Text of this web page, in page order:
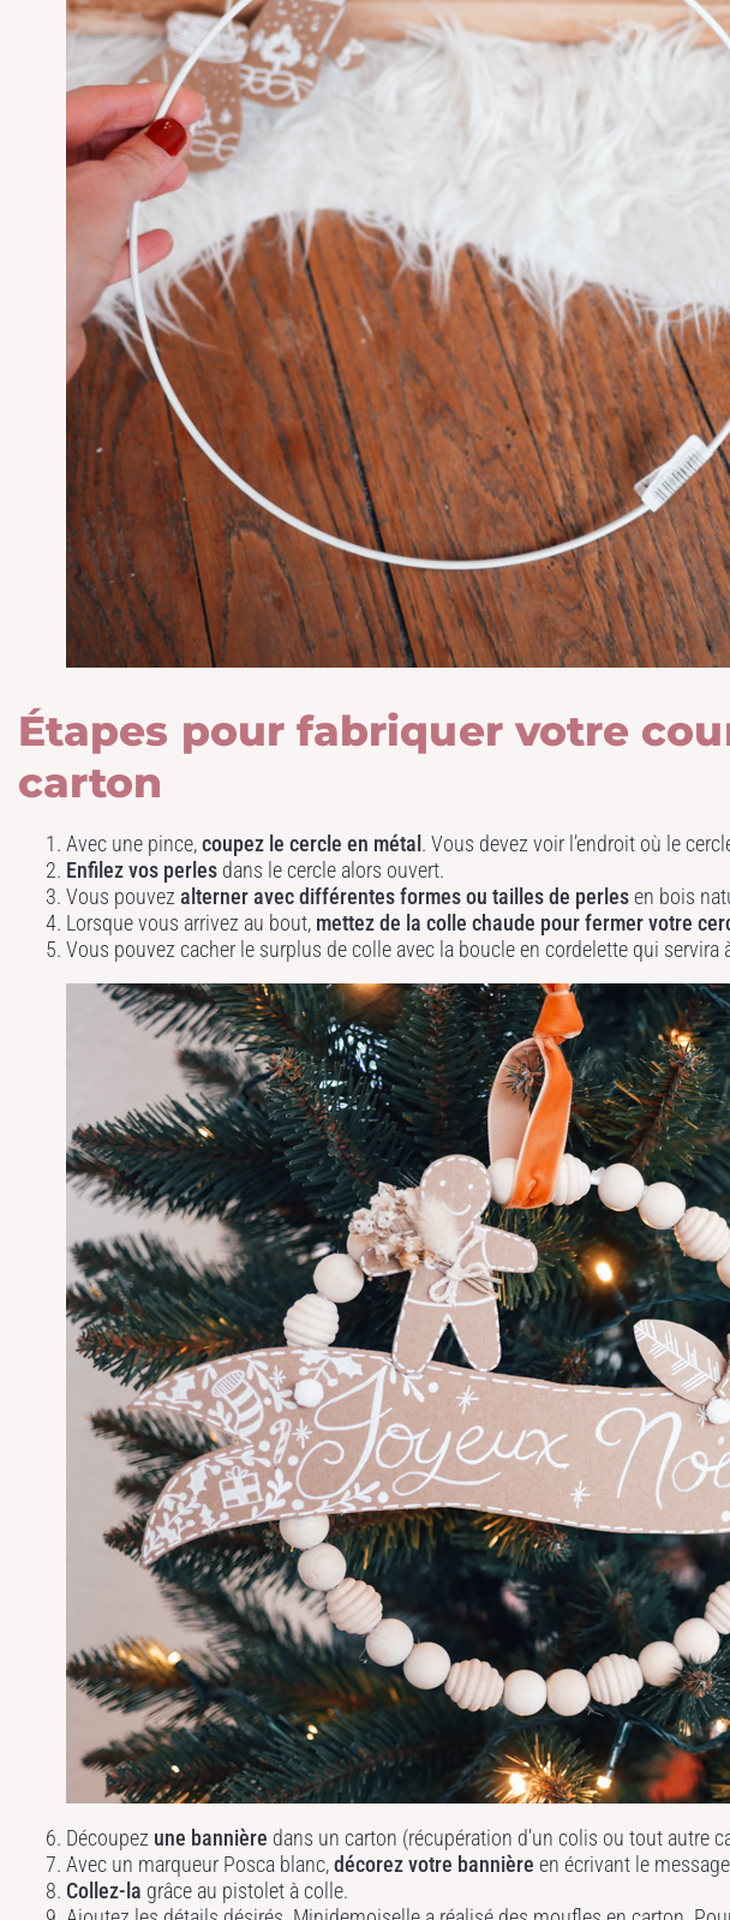
Étapes pour fabriquer votre
carton
Avec une pince,coupez le cercle en métal . Vous devez voir l’endroit où le
Enfilez vos perles dans le cercle alors ouvert.
Vous pouvezalterner avec différentes formes ou tailles de perles en bois
Lorsque vous arrivez au bout, mettez de la colle chaude pour fermer votre
Vous pouvez cacher le surplus de colle avec la boucle en cordelette qui
Découpez une bannière dans un carton (récupération d’un colis ou tout autre
Avec un marqueur Posca blanc,décorez votre bannière en écrivant le
Collez-la grâce au pistolet à colle.